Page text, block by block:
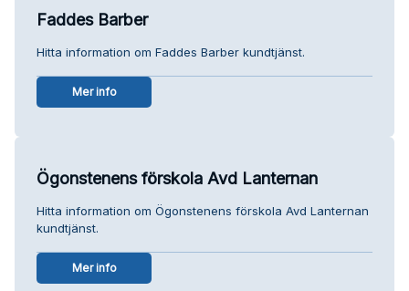
Faddes Barber
Hitta information om Faddes Barber kundtjänst.
Mer info
Ögonstenens förskola Avd Lanternan
Hitta information om Ögonstenens förskola Avd Lanternan
kundtjänst.
Mer info